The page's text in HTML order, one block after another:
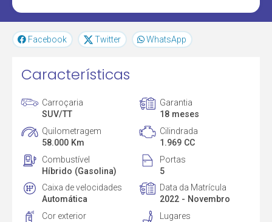
Facebook Twitter WhatsApp
Características
Carroçaria
SUV/TT
Garantia
18 meses
Quilometragem
58.000 Km
Cilindrada
1.969 CC
Combustível
Híbrido (Gasolina)
Portas
5
Caixa de velocidades
Automática
Data da Matrícula
2022 - Novembro
Cor exterior
Lugares